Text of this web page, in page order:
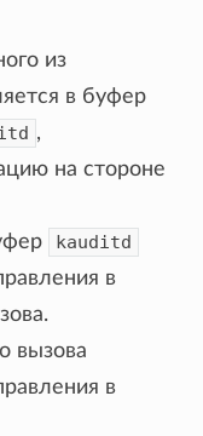
из
в буфер
,
на стороне
kauditd
в
вызова
в